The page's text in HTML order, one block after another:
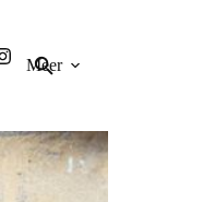
Meer